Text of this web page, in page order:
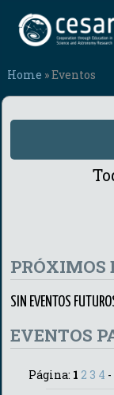
Home » Eventos
PRÓXIMOS
SIN EVENTOS
EVENTOS
Página: 1 2 3 4 -